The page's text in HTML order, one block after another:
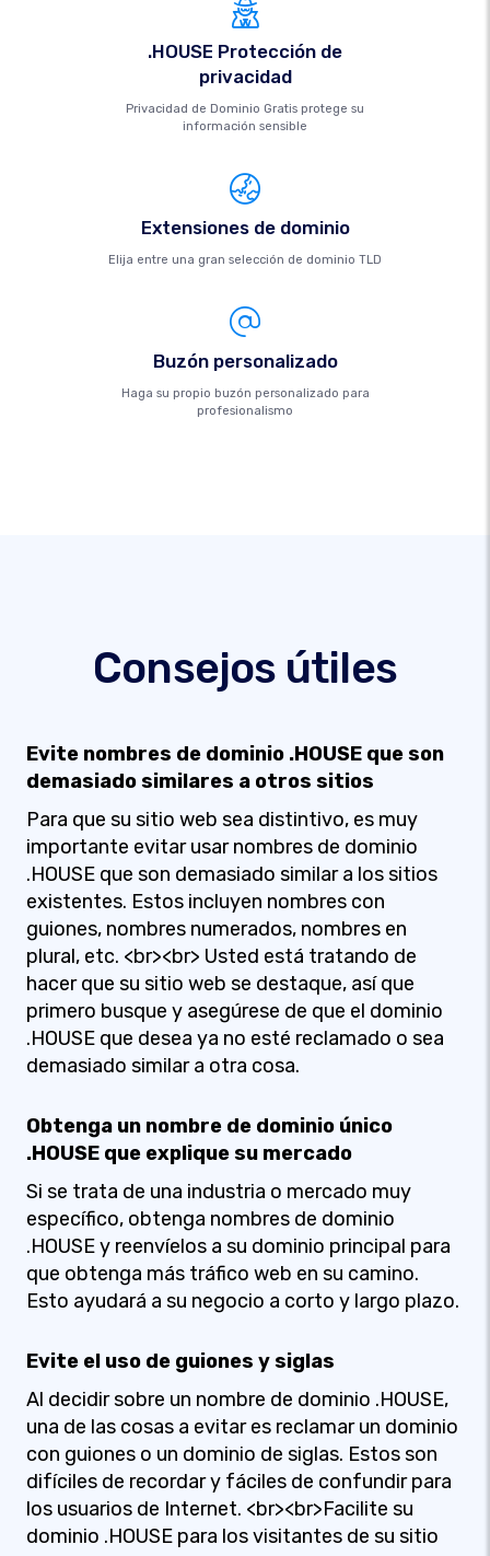
.HOUSE Protección de
privacidad
Privacidad de Dominio Gratis protege su
información sensible
Extensiones de dominio
Elija entre una gran selección de dominio TLD
Buzón personalizado
Haga su propio buzón personalizado para
profesionalismo
Consejos útiles
Evite nombres de dominio .HOUSE que son
demasiado similares a otros sitios
Para que su sitio web sea distintivo, es muy
importante evitar usar nombres de dominio
.HOUSE que son demasiado similar a los sitios
existentes. Estos incluyen nombres con
guiones, nombres numerados, nombres en
plural, etc. <br><br> Usted está tratando de
hacer que su sitio web se destaque, así que
primero busque y asegúrese de que el dominio
.HOUSE que desea ya no esté reclamado o sea
demasiado similar a otra cosa.
Obtenga un nombre de dominio único
.HOUSE que explique su mercado
Si se trata de una industria o mercado muy
específico, obtenga nombres de dominio
.HOUSE y reenvíelos a su dominio principal para
que obtenga más tráfico web en su camino.
Esto ayudará a su negocio a corto y largo plazo.
Evite el uso de guiones y siglas
Al decidir sobre un nombre de dominio .HOUSE,
una de las cosas a evitar es reclamar un dominio
con guiones o un dominio de siglas. Estos son
difíciles de recordar y fáciles de confundir para
los usuarios de Internet. <br><br>Facilite su
dominio .HOUSE para los visitantes de su sitio